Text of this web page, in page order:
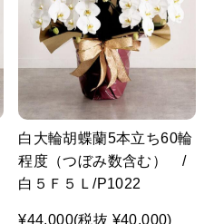
白大輪胡蝶蘭5本立ち60輪
程度（つぼみ数含む） /
白５Ｆ５Ｌ/P1022
¥44,000(税抜 ¥40,000)